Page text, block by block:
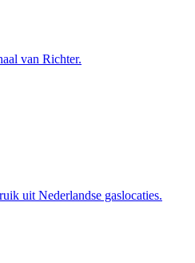
van Richter.
uit Nederlandse gaslocaties.